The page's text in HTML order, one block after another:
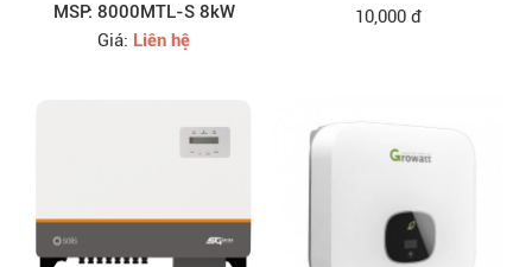
MSP: 8000MTL-S 8kW
Giá: Liên hệ
10,000 đ